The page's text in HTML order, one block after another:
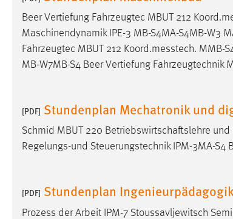
Beer Vertiefung Fahrzeugtec MBUT 212
Maschinendynamik IPE-3 MB-S4MA-S4MB-W3
Fahrzeugtec MBUT 212 Koord.messtech. MMB-
MB-W7MB-S4 Beer Vertiefung Fahrzeugtechnik
[PDF] Stundenplan Mechatronik und
Schmid MBUT 220 Betriebswirtschaftslehre und
Regelungs-und Steuerungstechnik IPM-3MA-S4
[PDF] Stundenplan
Prozess der Arbeit IPM-7 Stoussavljewitsch
MARKETING
Marketing Cookies werden von Drittanbietern
verwendet, um personalisierte Werbung
Sie tun dies, indem sie Besucher über Websites
Google Ads
Name: _gcl_au
Anbieter: Google Ireland Limited
Cookie Laufzeit: 3 Monate